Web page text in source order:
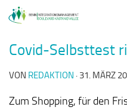
Covid-Selbsttest
VON REDAKTION · 31. MÄRZ
Zum Shopping, für den